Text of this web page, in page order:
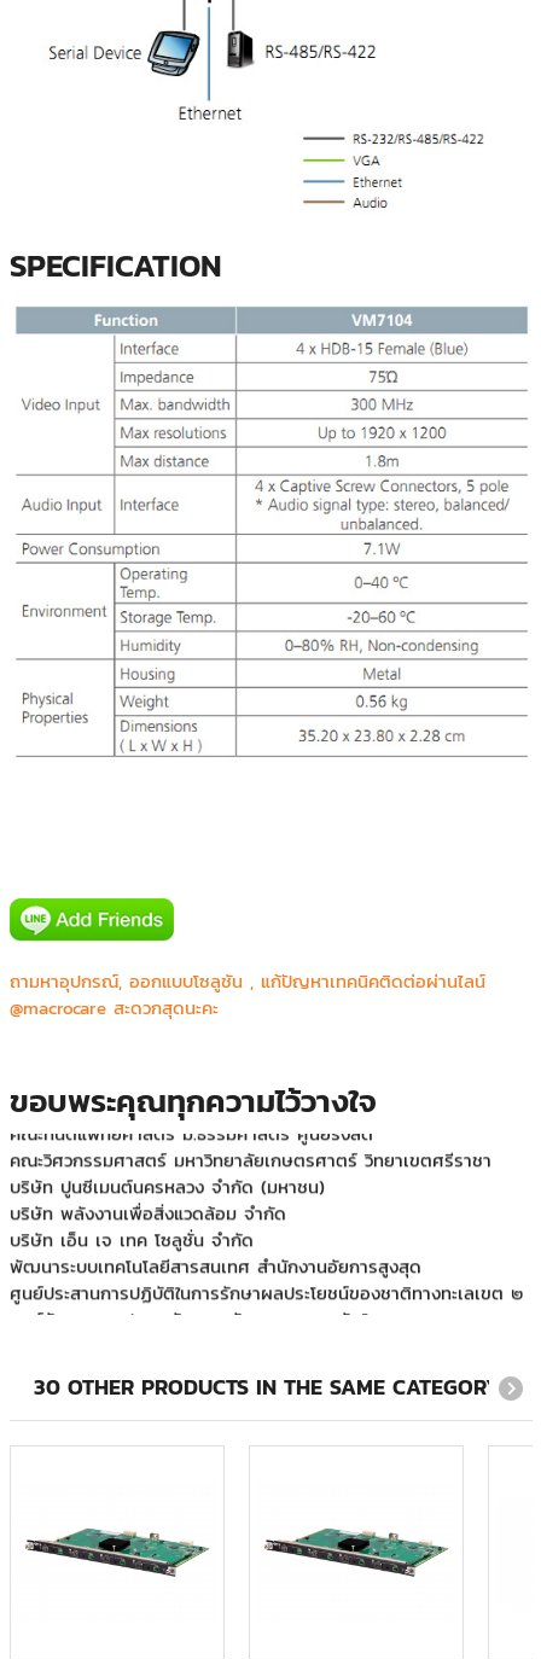
SPECIFICATION
ถามหาอุปกรณ์, ออกแบบโซลูชัน , แก้ปัญหาเทคนิคติดต่อผ่านไลน์
@macrocare สะดวกสุดนะคะ
ขอบพระคุณทุกความไว้วางใจ
AIS(Digital Signage Intouch Tower)
Mercure&IBIS Bangkok Siam
Phyathai 2 Hospital (BJH)
กองสื่อสาร หน่วยบัญชาการทหารพัฒนา
คณะทันตแพทยศาสตร์ ม.ธรรมศาสตร์ ศูนย์รังสิต
คณะวิศวกรรมศาสตร์ มหาวิทยาลัยเกษตรศาตร์ วิทยาเขตศรีราชา
บริษัท ปูนซีเมนต์นครหลวง จำกัด (มหาชน)
บริษัท พลังงานเพื่อสิ่งแวดล้อม จำกัด
บริษัท เอ็น เจ เทค โซลูชั่น จำกัด
พัฒนาระบบเทคโนโลยีสารสนเทศ สำนักงานอัยการสูงสุด
ศูนย์ประสานการปฏิบัติในการรักษาผลประโยชน์ของชาติทางทะเลเขต ๒
ศูนย์รักษาความปลอดภัย กองบัญชาการกองทัพไทย
สำนักงานคณะกรรมการการเลือกตั้ง
โรงพยาบาลจุฬาลงกรณ์มหาวิทยาลัย
มหาวิทยาลัยสุโขทัยธรรมาธิราช
30 OTHER PRODUCTS IN THE SAME CATEGORY: